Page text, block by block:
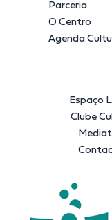
Parceria
O Centro
Agenda
Espaço
Clube